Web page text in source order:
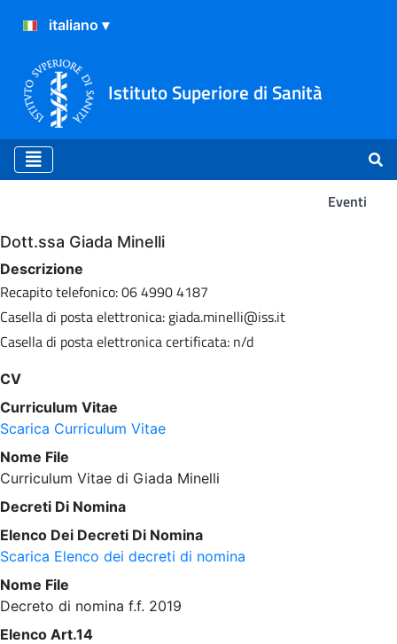
Istituto Superiore di Sanità
Eventi
Eventi
Dott.ssa Giada Minelli
Descrizione
Recapito telefonico: 06 4990 4187
Casella di posta elettronica: giada.minelli@iss.it
Casella di posta elettronica certificata: n/d
CV
Curriculum Vitae
Scarica Curriculum Vitae
Nome File
Curriculum Vitae di Giada Minelli
Decreti Di Nomina
Elenco Dei Decreti Di Nomina
Scarica Elenco dei decreti di nomina
Nome File
Decreto di nomina f.f. 2019
Elenco Art.14